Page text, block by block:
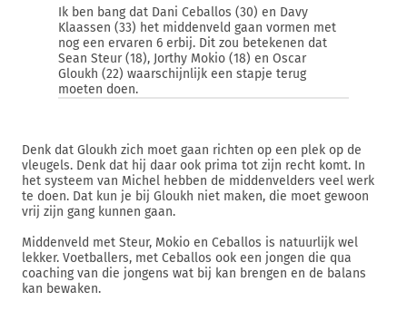
Ik ben bang dat Dani Ceballos (30) en Davy
Klaassen (33) het middenveld gaan vormen met
nog een ervaren 6 erbij. Dit zou betekenen dat
Sean Steur (18), Jorthy Mokio (18) en Oscar
Gloukh (22) waarschijnlijk een stapje terug
moeten doen.
Denk dat Gloukh zich moet gaan richten op een plek op de
vleugels. Denk dat hij daar ook prima tot zijn recht komt. In
het systeem van Michel hebben de middenvelders veel werk
te doen. Dat kun je bij Gloukh niet maken, die moet gewoon
vrij zijn gang kunnen gaan.
Middenveld met Steur, Mokio en Ceballos is natuurlijk wel
lekker. Voetballers, met Ceballos ook een jongen die qua
coaching van die jongens wat bij kan brengen en de balans
kan bewaken.